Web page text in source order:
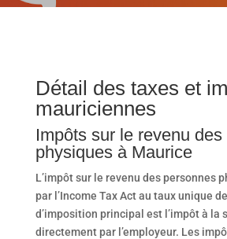
Détail des taxes et
mauriciennes
Impôts sur le revenu
physiques à Maurice
L’impôt sur le revenu des personnes
par l’Income Tax Act au taux unique
d’imposition principal est l’impôt à la
directement par l’employeur. Les